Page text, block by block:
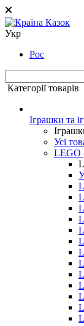
Укр
Рос
Категорії товарів
Іграшки та
Усі